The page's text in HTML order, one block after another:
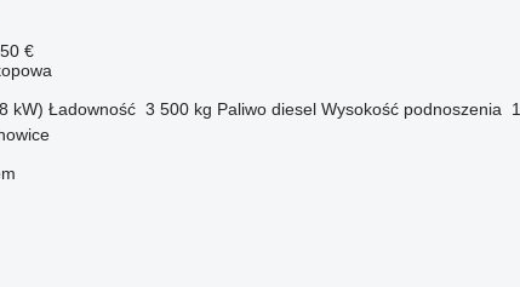
€
kW) Ładowność 3 500 kg Paliwo diesel Wysokość podnoszenia